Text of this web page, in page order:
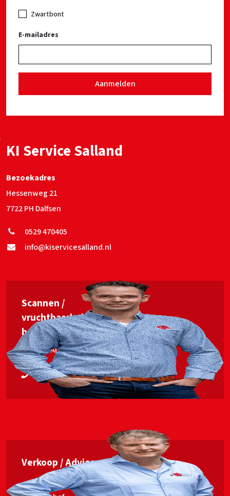
Zwartbont
E-mailadres
Aanmelden
KI Service Salland
Bezoekadres
Hessenweg 21
7722 PH Dalfsen
0529 470405
info@kiservicesalland.nl
Scannen /
vruchtbaarheids­
begeleiding
Jan van Ankum
06 53563448
Verkoop / Advies